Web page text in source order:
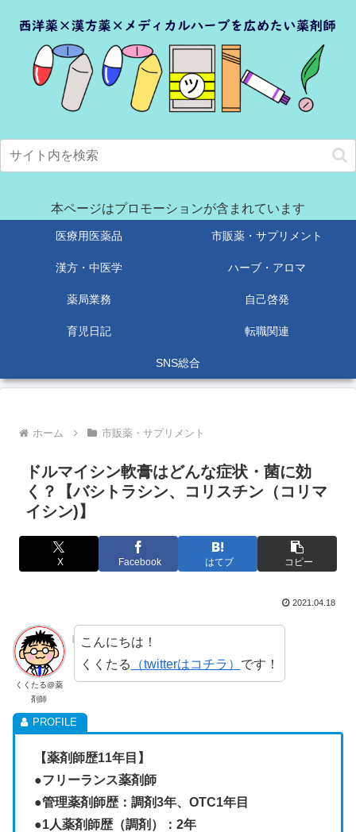
本ページはプロモーションが含まれています
医療用医薬品 市販薬・サプリメント
漢方・中医学 ハーブ・アロマ
薬局業務 自己啓発
育児日記 転職関連
SNS総合
ホーム 市販薬・サプリメント
ドルマイシン軟膏はどんな症状・菌に効
く？【バシトラシン、コリスチン（コリマ
イシン)】
X Facebook はてブ コピー
2021.04.18
くくたる@薬
剤師
こんにちは！
くくたる （twitterはコチラ） です！
【薬剤師歴11年目】
●フリーランス薬剤師
●管理薬剤師歴：調剤3年、OTC1年目
●1人薬剤師歴（調剤）：2年